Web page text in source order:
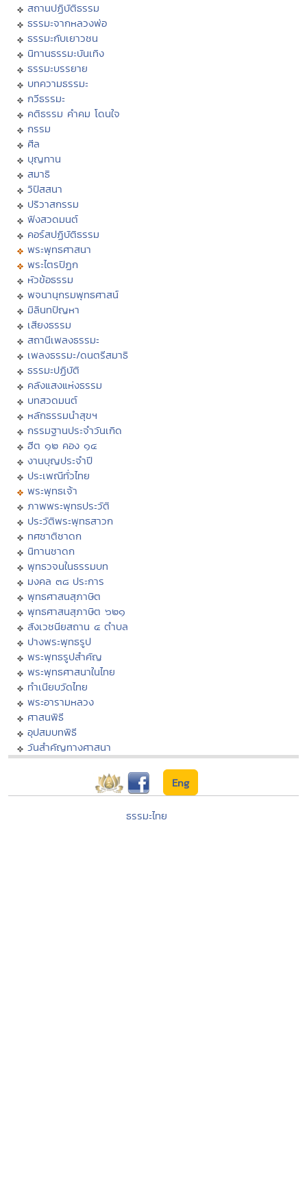
สถานปฏิบัติธรรม
ธรรมะจากหลวงพ่อ
ธรรมะกับเยาวชน
นิทานธรรมะบันเทิง
ธรรมะบรรยาย
บทความธรรมะ
กวีธรรมะ
คติธรรม คำคม โดนใจ
กรรม
ศีล
บุญทาน
สมาธิ
วิปัสสนา
ปริวาสกรรม
ฟังสวดมนต์
คอร์สปฏิบัติธรรม
พระพุทธศาสนา
พระไตรปิฏก
หัวข้อธรรม
พจนานุกรมพุทธศาสน์
มิลินทปัญหา
เสียงธรรม
สถานีเพลงธรรมะ
เพลงธรรมะ/ดนตรีสมาธิ
ธรรมะปฏิบัติ
คลังแสงแห่งธรรม
บทสวดมนต์
หลักธรรมนำสุขฯ
กรรมฐานประจำวันเกิด
ฮีต ๑๒ คอง ๑๔
งานบุญประจำปี
ประเพณีทั่วไทย
พระพุทธเจ้า
ภาพพระพุทธประวัติ
ประวัติพระพุทธสาวก
ทศชาติชาดก
นิทานชาดก
พุทธวจนในธรรมบท
มงคล ๓๘ ประการ
พุทธศาสนสุภาษิต
พุทธศาสนสุภาษิต ๖๒๑
สังเวชนียสถาน ๔ ตำบล
ปางพระพุทธรูป
พระพุทธรูปสำคัญ
พระพุทธศาสนาในไทย
ทำเนียบวัดไทย
พระอารามหลวง
ศาสนพิธี
อุปสมบทพิธี
วันสำคัญทางศาสนา
Eng
ธรรมะไทย